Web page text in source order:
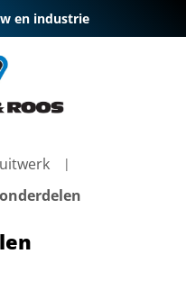
en industrie